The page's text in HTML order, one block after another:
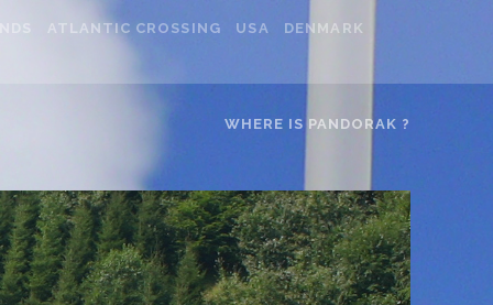
ATLANTIC CROSSING USA DENMARK
WHERE IS PANDORAK ?